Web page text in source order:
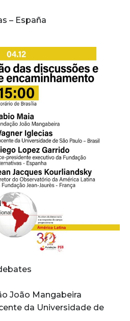
– España
João Mangabeira
da Universidade de